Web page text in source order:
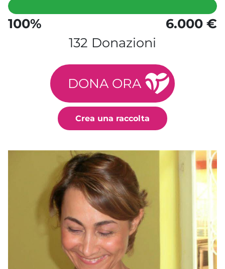
100%
6.000 €
132 Donazioni
DONA ORA
Crea una raccolta